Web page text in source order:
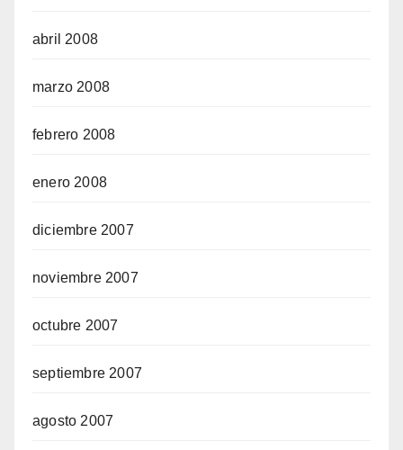
abril 2008
marzo 2008
febrero 2008
enero 2008
diciembre 2007
noviembre 2007
octubre 2007
septiembre 2007
agosto 2007